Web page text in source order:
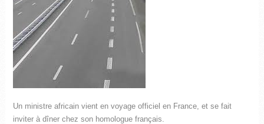
Un ministre africain vient en voyage officiel en France, et se fait
inviter à dîner chez son homologue français.